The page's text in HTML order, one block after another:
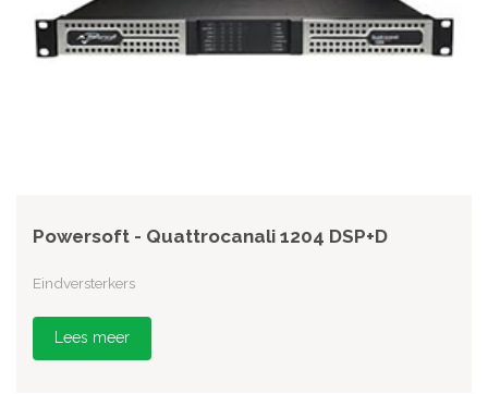
Powersoft - Quattrocanali 1204 DSP+D
Eindversterkers
Lees meer